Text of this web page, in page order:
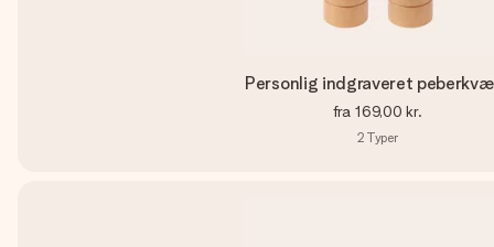
Personlig indgraveret
fra 169,00 kr.
2 Typer